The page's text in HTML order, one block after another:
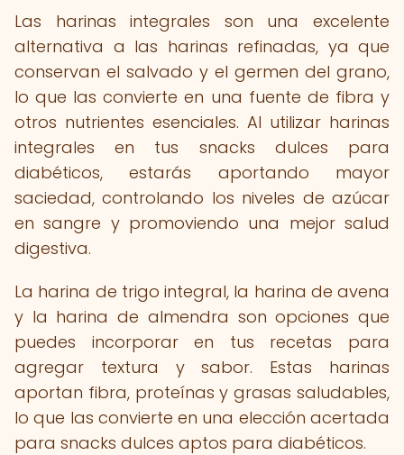
Las harinas integrales son una excelente
alternativa a las harinas refinadas, ya que
conservan el salvado y el germen del grano,
lo que las convierte en una fuente de fibra y
otros nutrientes esenciales. Al utilizar harinas
integrales en tus snacks dulces para
diabéticos, estarás aportando mayor
saciedad, controlando los niveles de azúcar
en sangre y promoviendo una mejor salud
digestiva.
La harina de trigo integral, la harina de avena
y la harina de almendra son opciones que
puedes incorporar en tus recetas para
agregar textura y sabor. Estas harinas
aportan fibra, proteínas y grasas saludables,
lo que las convierte en una elección acertada
para snacks dulces aptos para diabéticos.